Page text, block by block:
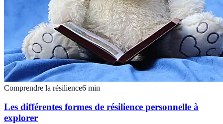
Comprendre la résilience6 min
Les différentes formes de résilience personnelle à
explorer